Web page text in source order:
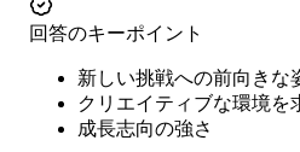
回答のキーポイント
新しい挑戦への前向きな
クリエイティブな環境を
成長志向の強さ